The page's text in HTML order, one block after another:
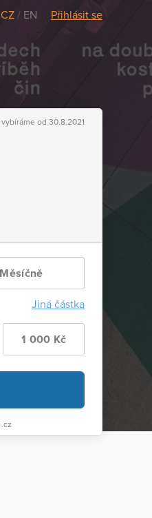
CZ / EN Přihlásit se
vybíráme od 30.8.2021
Měsíčně
Jiná částka
1 000 Kč